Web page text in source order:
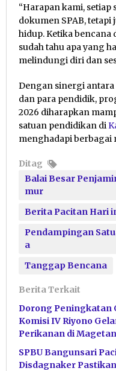
“Harapan kami,
dokumen SPAB,
hidup. Ketika bencana
sudah tahu apa yang
melindungi diri dan
Dengan sinergi
dan para pendidik,
2026 diharapkan
satuan pendidikan di
menghadapi berbagai
Ditag
Balai Besar
mur
Berita Pacitan Hari
Pendampingan
a
Tanggap Bencana
Berita Terkait
Dorong Peningkatan
Komisi IV Riyono
Perikanan di Magetan
SPBU Bangunsari
Disdagnaker